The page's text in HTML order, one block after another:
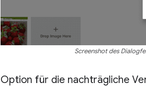
Screenshot des
Option für die nachträgliche